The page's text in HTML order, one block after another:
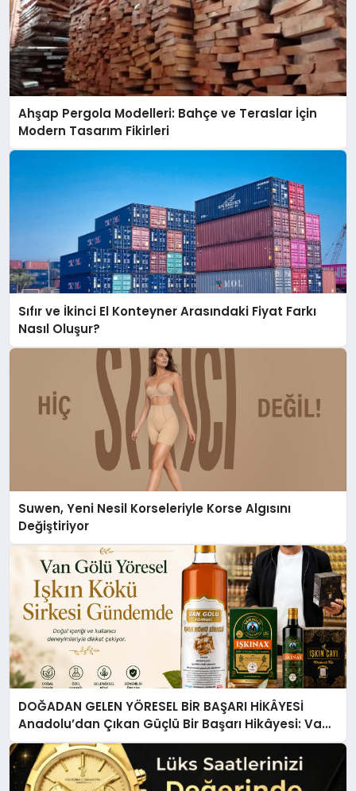
Ahşap Pergola Modelleri: Bahçe ve Teraslar İçin
Modern Tasarım Fikirleri
Sıfır ve İkinci El Konteyner Arasındaki Fiyat Farkı
Nasıl Oluşur?
Suwen, Yeni Nesil Korseleriyle Korse Algısını
Değiştiriyor
DOĞADAN GELEN YÖRESEL BİR BAŞARI HİKÂYESİ
Anadolu’dan Çıkan Güçlü Bir Başarı Hikâyesi: Van
Gölü Yöresel Işkın Kökü Sirkesi